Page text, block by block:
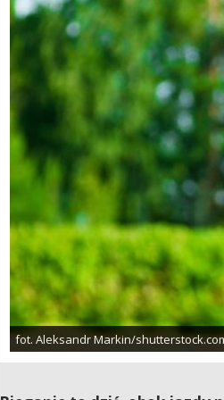
fot. Aleksandr Markin/